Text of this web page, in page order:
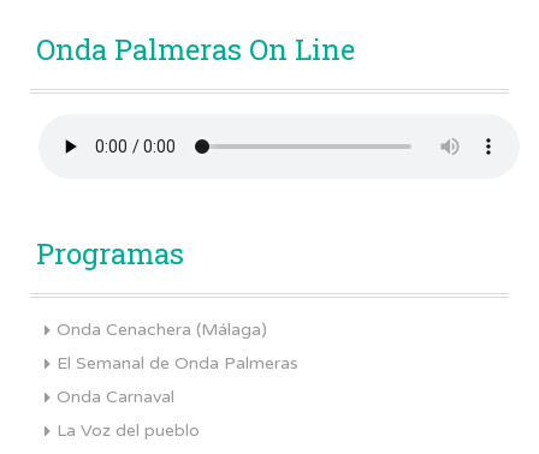
Onda Palmeras On Line
Programas
Onda Cenachera (Málaga)
El Semanal de Onda Palmeras
Onda Carnaval
La Voz del pueblo